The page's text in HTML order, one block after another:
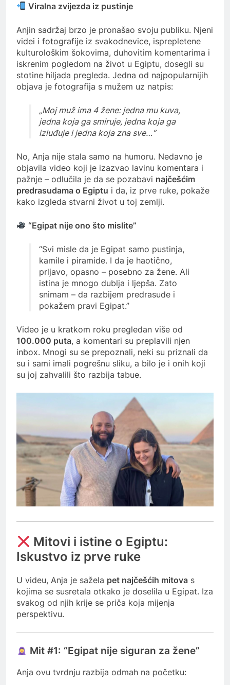
Viralna zvijezda iz pustinje
Anjin sadržaj brzo je pronašao svoju publiku. Njeni
videi i fotografije iz svakodnevice, isprepletene
kulturološkim šokovima, duhovitim komentarima i
iskrenim pogledom na život u Egiptu, dosegli su
stotine hiljada pregleda. Jedna od najpopularnijih
objava je fotografija s mužem uz natpis:
„Moj muž ima 4 žene: jedna mu kuva,
jedna koja ga smiruje, jedna koja ga
izluđuje i jedna koja zna sve…“
No, Anja nije stala samo na humoru. Nedavno je
objavila video koji je izazvao lavinu komentara i
pažnje – odlučila je da se pozabavi najčešćim
predrasudama o Egiptu i da, iz prve ruke, pokaže
kako izgleda stvarni život u toj zemlji.
“Egipat nije ono što mislite”
“Svi misle da je Egipat samo pustinja,
kamile i piramide. I da je haotično,
prljavo, opasno – posebno za žene. Ali
istina je mnogo dublja i ljepša. Zato
snimam – da razbijem predrasude i
pokažem pravi Egipat.”
Video je u kratkom roku pregledan više od
100.000 puta, a komentari su preplavili njen
inbox. Mnogi su se prepoznali, neki su priznali da
su i sami imali pogrešnu sliku, a bilo je i onih koji
su joj zahvalili što razbija tabue.
Mitovi i istine o Egiptu:
Iskustvo iz prve ruke
U videu, Anja je sažela pet najčešćih mitova s
kojima se susretala otkako je doselila u Egipat. Iza
svakog od njih krije se priča koja mijenja
perspektivu.
Mit #1: “Egipat nije siguran za žene”
Anja ovu tvrdnju razbija odmah na početku: